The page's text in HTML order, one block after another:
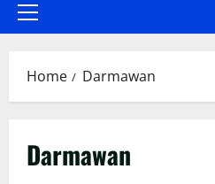
Primary
Home Darmawan
Darmawan